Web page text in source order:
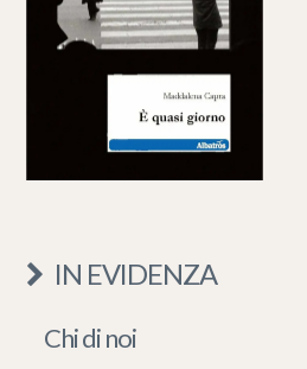
IN EVIDENZA
Chi di noi